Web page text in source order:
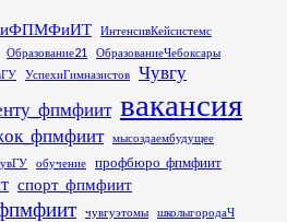
ИнтенсивКейсистемс
Образование21
ОбразованиеЧебоксары
УспехиГимназистов Чувгу
вакансия
мысоздаембудущее
обучение профбюро_фпмфиит
спорт_фпмфиит
чувгуэтомы школыгородаЧ